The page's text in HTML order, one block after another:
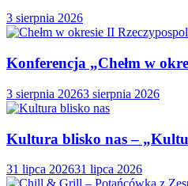
3 sierpnia 2026
Konferencja „Chełm w
3 sierpnia 20263 sierpnia 2026
Kultura blisko nas –
31 lipca 202631 lipca 2026